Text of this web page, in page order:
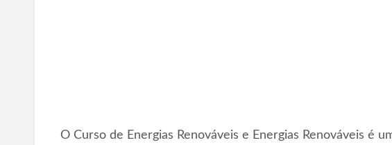
O Curso de Energias Renováveis e Energias Renováveis é